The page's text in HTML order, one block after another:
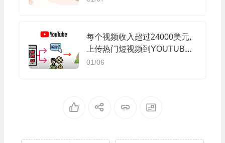
每个视频收入超过24000美元,
上传热门短视频到YOUTUBE
赚广告费+联盟营销收入
01/06